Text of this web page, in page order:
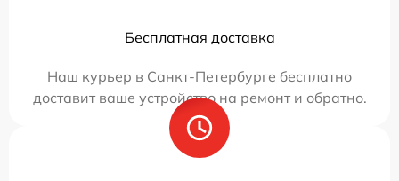
Бесплатная доставка
Наш курьер в Санкт-Петербурге бесплатно
доставит ваше устройство на ремонт и обратно.